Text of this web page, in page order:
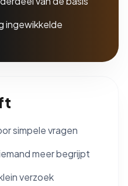
ingewikkelde
simpele vragen
meer begrijpt
verzoek